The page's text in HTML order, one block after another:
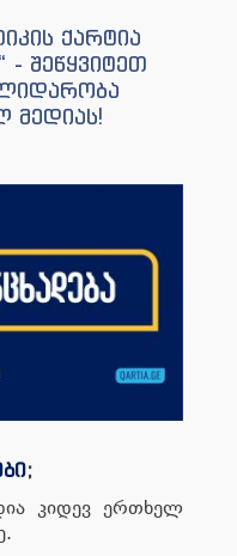
ქარტია
- შეწყვიტეთ
მედიას!
;
კიდევ ერთხელ